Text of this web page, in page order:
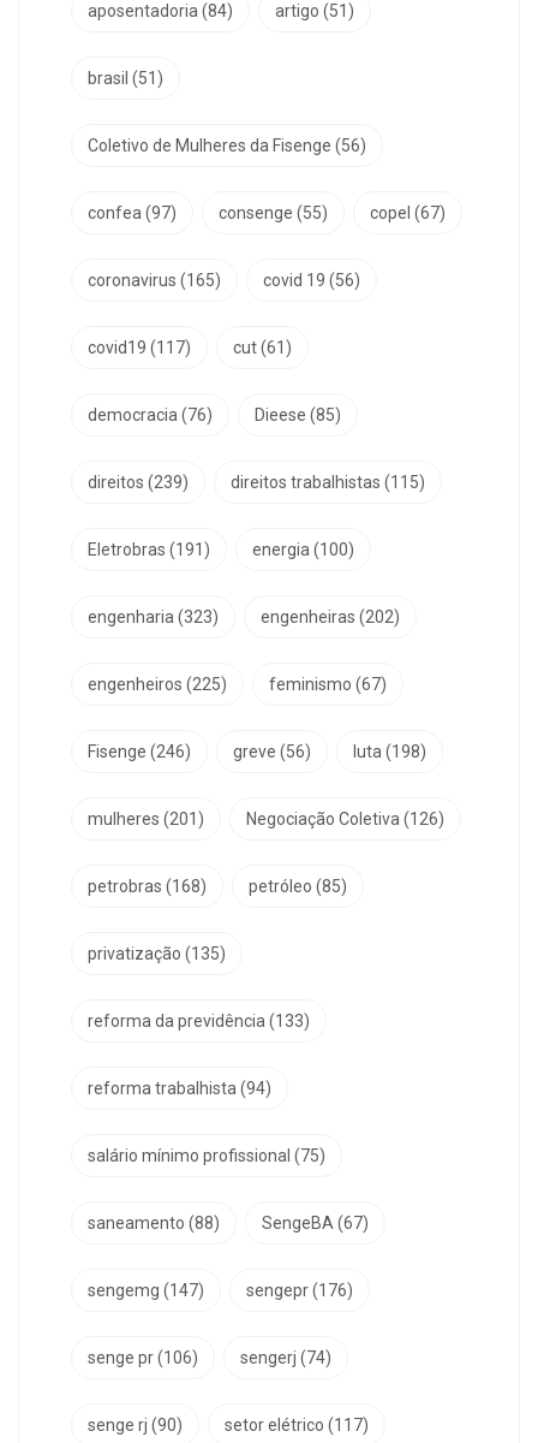
aposentadoria(84) artigo (51)
brasil (51)
Coletivo de Mulheres da Fisenge (56)
confea(97) consenge (55) copel (67)
coronavirus (165) covid 19 (56)
covid19 (117) cut(61)
democracia(76) Dieese (85)
direitos (239) direitos trabalhistas (115)
Eletrobras (191) energia(100)
engenharia(323) engenheiras (202)
engenheiros (225) feminismo (67)
Fisenge (246) greve (56) luta(198)
mulheres (201) Negociação Coletiva(126)
petrobras (168) petróleo (85)
privatização (135)
reforma da previdência(133)
reforma trabalhista(94)
salário mínimo profissional (75)
saneamento (88) SengeBA(67)
sengemg (147) sengepr(176)
senge pr(106) sengerj (74)
senge rj (90) setor elétrico (117)